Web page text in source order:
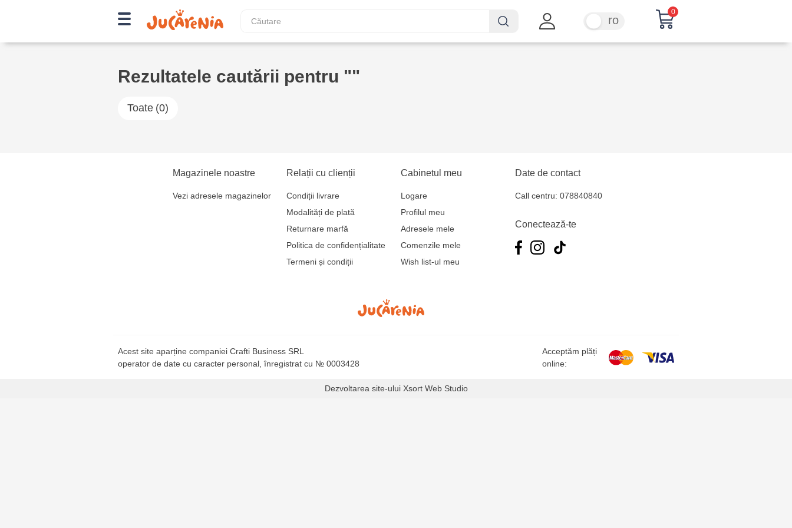
ro
0
Rezultatele cautării pentru ""
Toate (0)
Magazinele noastre
Vezi adresele magazinelor
Relații cu clienții
Condiții livrare
Modalități de plată
Returnare marfă
Politica de confidențialitate
Termeni și condiții
Cabinetul meu
Logare
Profilul meu
Adresele mele
Comenzile mele
Wish list-ul meu
Date de contact
Call centru: 078840840
Conectează-te
Acest site aparține companiei Crafti Business SRL
operator de date cu caracter personal, înregistrat cu № 0003428
Acceptăm plăți
online:
Dezvoltarea site-ului Xsort Web Studio